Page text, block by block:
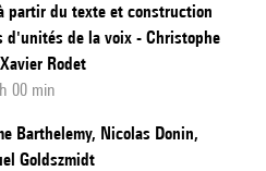
partir du texte et construction
d'unités de la voix - Christophe
Rodet
00 min
Barthelemy, Nicolas Donin,
Goldszmidt